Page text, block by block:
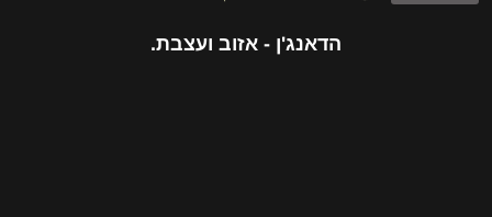
הדאנג'ן - אזוב ועצבת.